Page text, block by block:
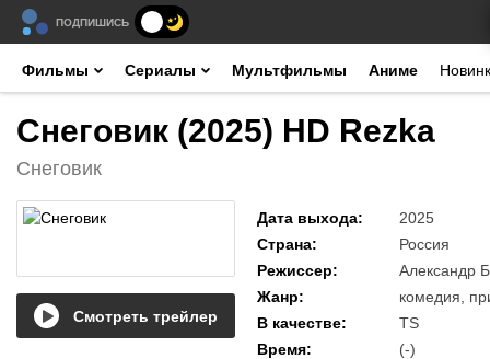
ПОДПИШИСЬ
Фильмы Сериалы Мультфильмы Аниме
Снеговик (2025) HD Rezka
Снеговик
Смотреть трейлер
Дата выхода:
2025
Страна:
Россия
Режиссер:
Александр
Жанр:
комедия,
В качестве:
TS
Время:
(-)